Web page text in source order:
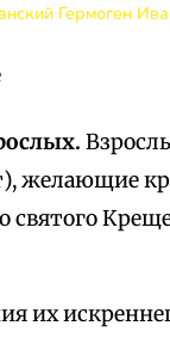
Гермоген
желающие
святого
их